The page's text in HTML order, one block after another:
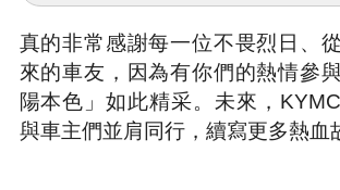
真的非常感謝每一位不畏烈日、
來的車友，因為有你們的熱情參
陽本色」如此精采。未來，
與車主們並肩同行，續寫更多熱血